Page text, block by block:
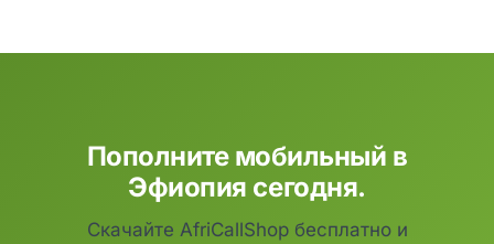
Пополните мобильный в
Эфиопия сегодня.
Скачайте AfriCallShop бесплатно и